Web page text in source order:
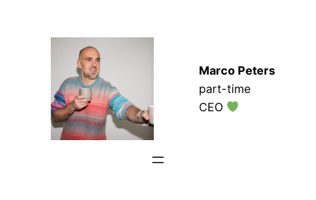
Marco Peters
part-time
CEO